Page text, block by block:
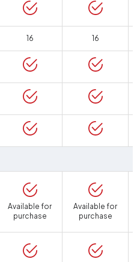
16 16
Available for
purchase
Available for
purchase